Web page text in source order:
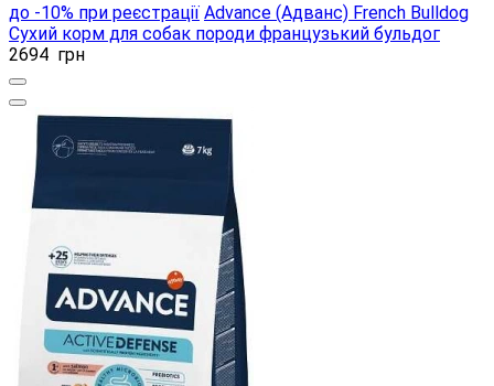
до -10% при реєстрації Advance (Адванс) French Bulldog
Сухий корм для собак породи французький бульдог
2694 грн